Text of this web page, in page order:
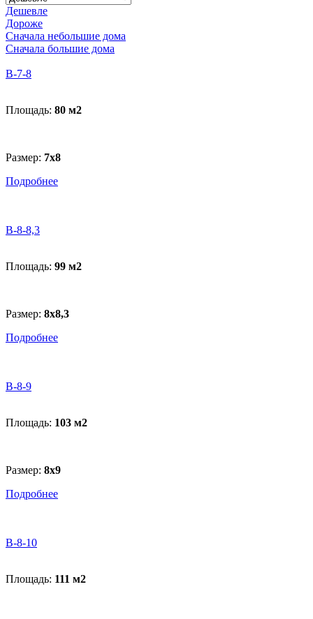
Дешевле
Дороже
Сначала небольшие дома
Сначала большие дома
B-7-8
Площадь: 80 м2
Размер: 7х8
Подробнее
B-8-8,3
Площадь: 99 м2
Размер: 8х8,3
Подробнее
B-8-9
Площадь: 103 м2
Размер: 8х9
Подробнее
B-8-10
Площадь: 111 м2